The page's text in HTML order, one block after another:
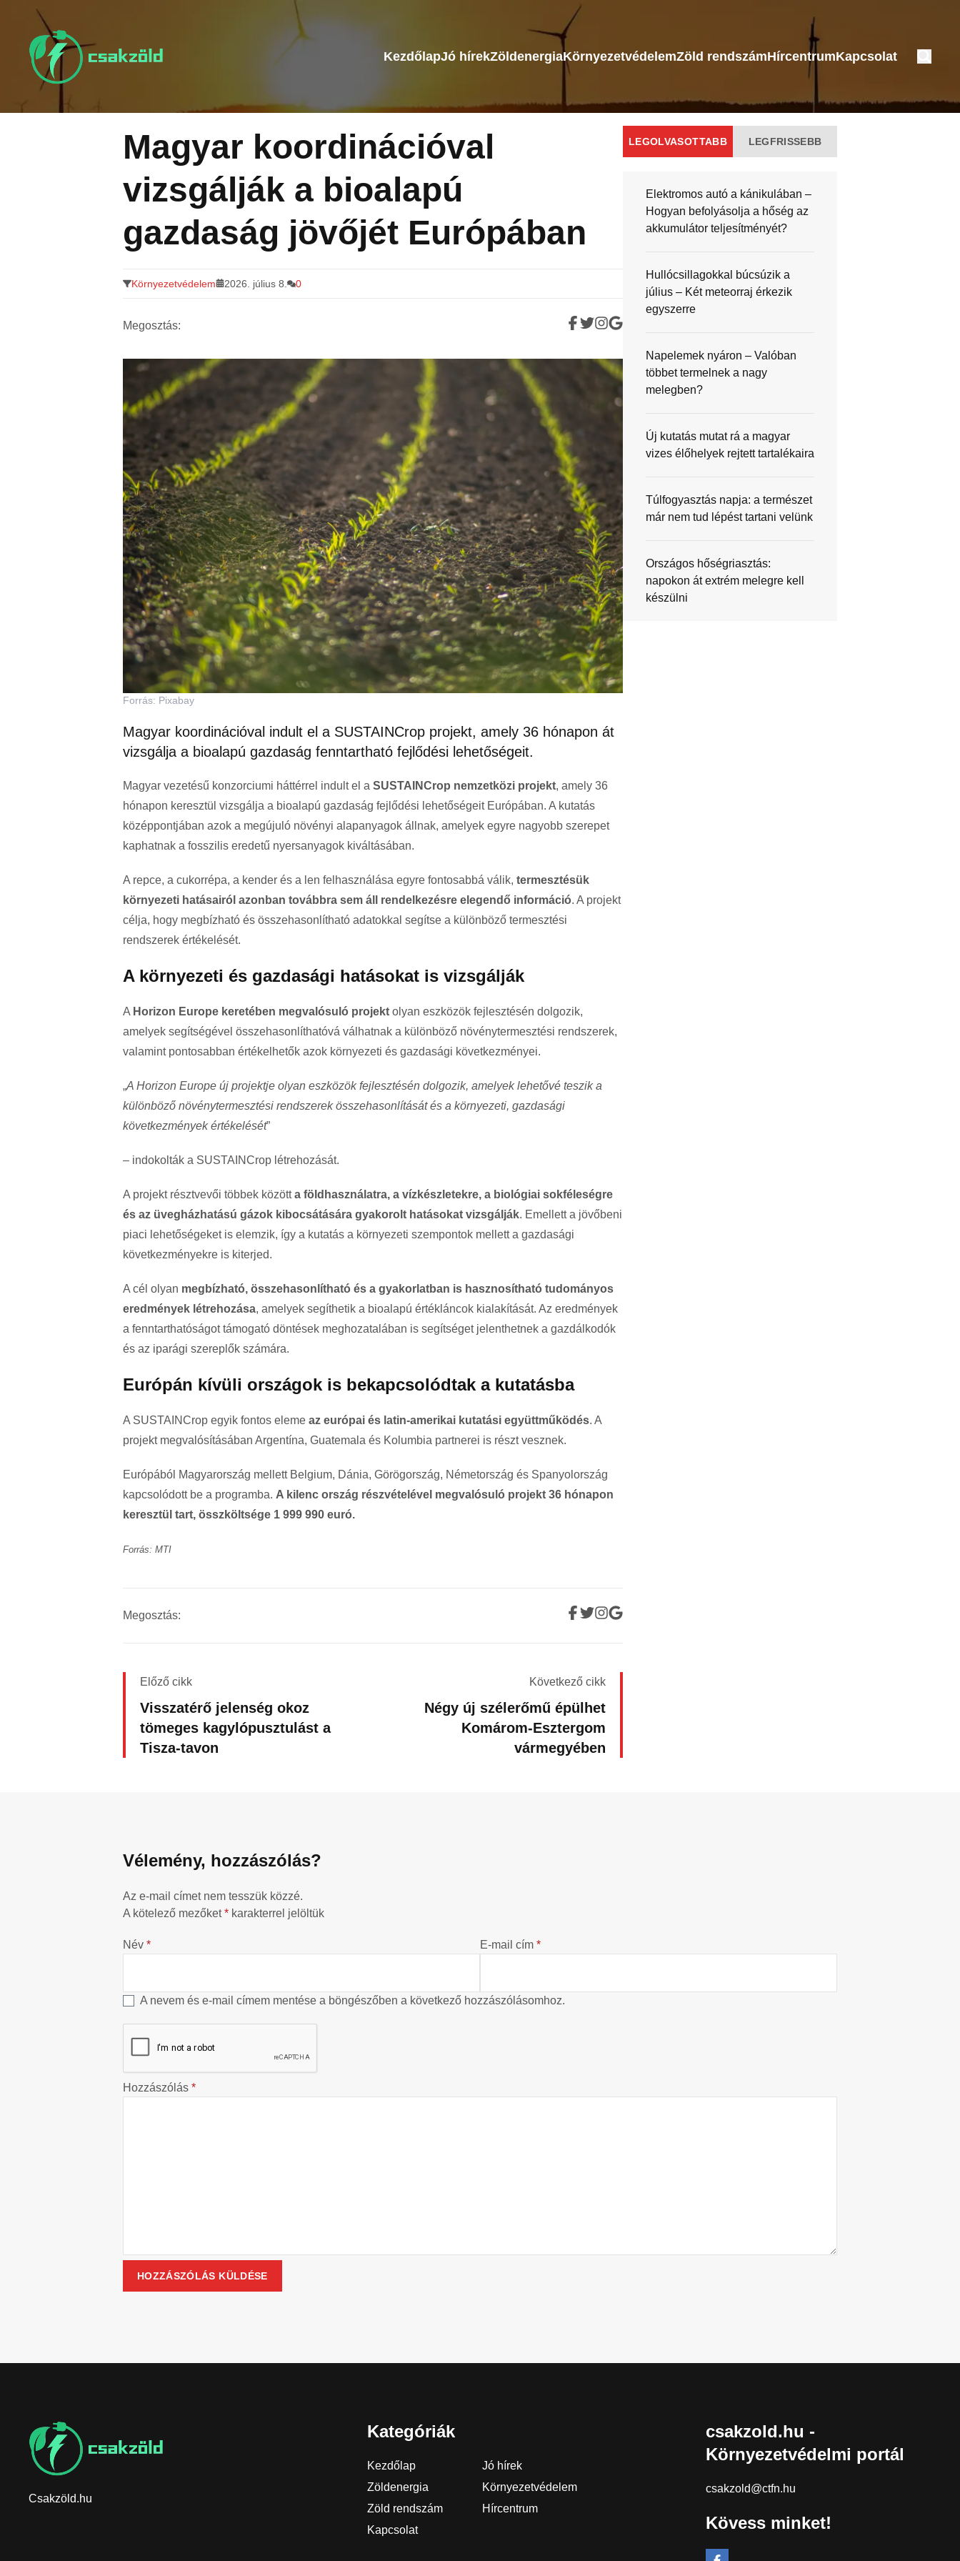
a
KezdőlapJó hírekZöldenergiaKörnyezetvédelemZöld rendszámHírcentrumKapcsolat
Magyar koordinációval
vizsgálják a bioalapú
gazdaság jövőjét Európában
Környezetvédelem 2026. július 8. 0
Megosztás:
Forrás: Pixabay
Magyar koordinációval indult el a SUSTAINCrop projekt, amely 36 hónapon át
vizsgálja a bioalapú gazdaság fenntartható fejlődési lehetőségeit.
Magyar vezetésű konzorciumi háttérrel indult el a SUSTAINCrop nemzetközi projekt, amely 36
hónapon keresztül vizsgálja a bioalapú gazdaság fejlődési lehetőségeit Európában. A kutatás
középpontjában azok a megújuló növényi alapanyagok állnak, amelyek egyre nagyobb szerepet
kaphatnak a fosszilis eredetű nyersanyagok kiváltásában.
A repce, a cukorrépa, a kender és a len felhasználása egyre fontosabbá válik, termesztésük
környezeti hatásairól azonban továbbra sem áll rendelkezésre elegendő információ. A projekt
célja, hogy megbízható és összehasonlítható adatokkal segítse a különböző termesztési
rendszerek értékelését.
A környezeti és gazdasági hatásokat is vizsgálják
A Horizon Europe keretében megvalósuló projekt olyan eszközök fejlesztésén dolgozik,
amelyek segítségével összehasonlíthatóvá válhatnak a különböző növénytermesztési rendszerek,
valamint pontosabban értékelhetők azok környezeti és gazdasági következményei.
„A Horizon Europe új projektje olyan eszközök fejlesztésén dolgozik, amelyek lehetővé teszik a
különböző növénytermesztési rendszerek összehasonlítását és a környezeti, gazdasági
következmények értékelését”
– indokolták a SUSTAINCrop létrehozását.
A projekt résztvevői többek közötta földhasználatra, a vízkészletekre, a biológiai sokféleségre
és az üvegházhatású gázok kibocsátására gyakorolt hatásokat vizsgálják. Emellett a jövőbeni
piaci lehetőségeket is elemzik, így a kutatás a környezeti szempontok mellett a gazdasági
következményekre is kiterjed.
A cél olyan megbízható, összehasonlítható és a gyakorlatban is hasznosítható tudományos
eredmények létrehozása, amelyek segíthetik a bioalapú értékláncok kialakítását. Az eredmények
a fenntarthatóságot támogató döntések meghozatalában is segítséget jelenthetnek a gazdálkodók
és az iparági szereplők számára.
Európán kívüli országok is bekapcsolódtak a kutatásba
A SUSTAINCrop egyik fontos eleme az európai és latin-amerikai kutatási együttműködés. A
projekt megvalósításában Argentína, Guatemala és Kolumbia partnerei is részt vesznek.
Európából Magyarország mellett Belgium, Dánia, Görögország, Németország és Spanyolország
kapcsolódott be a programba. A kilenc ország részvételével megvalósuló projekt 36 hónapon
keresztül tart, összköltsége 1 999 990 euró.
Forrás: MTI
Megosztás:
Előző cikk
Visszatérő jelenség okoz
tömeges kagylópusztulást a
Tisza-tavon
Következő cikk
Négy új szélerőmű épülhet
Komárom-Esztergom
vármegyében
LEGOLVASOTTABB LEGFRISSEBB
Elektromos autó a kánikulában –
Hogyan befolyásolja a hőség az
akkumulátor teljesítményét?
Hullócsillagokkal búcsúzik a
július – Két meteorraj érkezik
egyszerre
Napelemek nyáron – Valóban
többet termelnek a nagy
melegben?
Új kutatás mutat rá a magyar
vizes élőhelyek rejtett tartalékaira
Túlfogyasztás napja: a természet
már nem tud lépést tartani velünk
Országos hőségriasztás:
napokon át extrém melegre kell
készülni
Vélemény, hozzászólás?
Az e-mail címet nem tesszük közzé.
A kötelező mezőket* karakterrel jelöltük
Név * E-mail cím *
A nevem és e-mail címem mentése a böngészőben a következő hozzászólásomhoz.
Hozzászólás *
Csakzöld.hu
Kategóriák
Kezdőlap
Jó hírek
Zöldenergia
Környezetvédelem
Zöld rendszám
Hírcentrum
Kapcsolat
csakzold.hu -
Környezetvédelmi portál
csakzold@ctfn.hu
Kövess minket!